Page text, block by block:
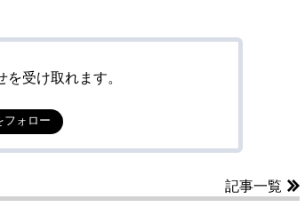
受け取れます。
フォロー
記事一覧